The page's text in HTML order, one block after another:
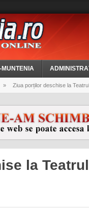
MUNTENIA
» Ziua porților deschise la
la